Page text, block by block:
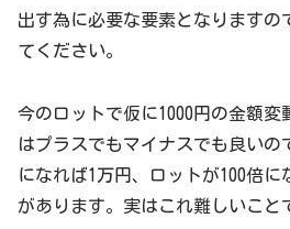
出す為に必要な要素となりますの
てください。
今のロットで仮に1000円の金額変
はプラスでもマイナスでも良いの
になれば1万円、ロットが100倍に
があります。実はこれ難しいこと